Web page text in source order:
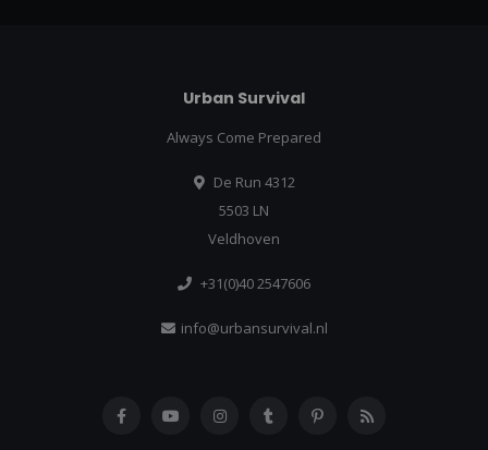
Urban Survival
Always Come Prepared
De Run 4312
5503 LN
Veldhoven
+31(0)40 2547606
info@urbansurvival.nl